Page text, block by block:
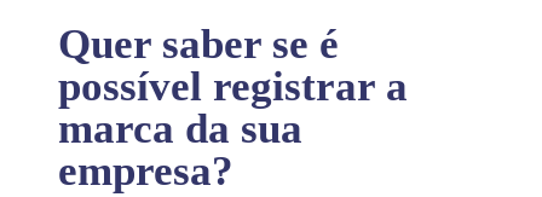
Quer saber se é
possível registrar a
marca da sua
empresa?